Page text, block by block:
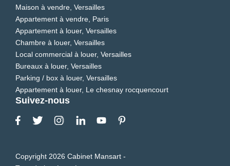
Maison à vendre, Versailles
Appartement à vendre, Paris
Appartement à louer, Versailles
Chambre à louer, Versailles
Local commercial à louer, Versailles
Bureaux à louer, Versailles
Parking / box à louer, Versailles
Appartement à louer, Le chesnay rocquencourt
Suivez-nous
Copyright 2026 Cabinet Mansart -